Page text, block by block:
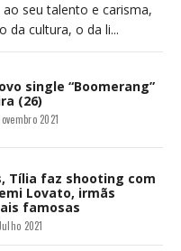
seu talento e carisma,
da cultura, o da li...
single “Boomerang”
(26)
2021
Tília faz shooting com
Lovato, irmãs
famosas
2021